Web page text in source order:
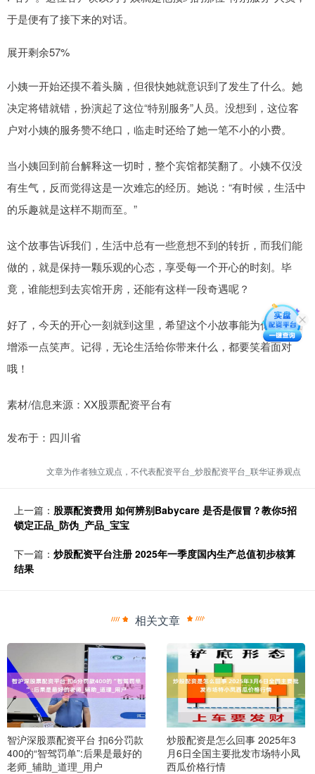
于是便有了接下来的对话。
展开剩余57%
小姨一开始还摸不着头脑，但很快她就意识到了发生了什么。她
决定将错就错，扮演起了这位“特别服务”人员。没想到，这位客
户对小姨的服务赞不绝口，临走时还给了她一笔不小的小费。
当小姨回到前台解释这一切时，整个宾馆都笑翻了。小姨不仅没
有生气，反而觉得这是一次难忘的经历。她说：“有时候，生活中
的乐趣就是这样不期而至。”
这个故事告诉我们，生活中总有一些意想不到的转折，而我们能
做的，就是保持一颗乐观的心态，享受每一个开心的时刻。毕
竟，谁能想到去宾馆开房，还能有这样一段奇遇呢？
好了，今天的开心一刻就到这里，希望这个小故事能为你的一天
增添一点笑声。记得，无论生活给你带来什么，都要笑着面对
哦！
素材/信息来源：XX股票配资平台有
发布于：四川省
文章为作者独立观点，不代表配资平台_炒股配资平台_联华证券观点
上一篇： 股票配资费用 如何辨别Babycare 是否是假冒？教你5招
锁定正品_防伪_产品_宝宝
下一篇： 炒股配资平台注册 2025年一季度国内生产总值初步核算
结果
相关文章
智沪深股票配资平台 扣6分罚款
400的“智驾罚单”:后果是最好的
老师_辅助_道理_用户
炒股配资是怎么回事 2025年3
月6日全国主要批发市场特小凤
西瓜价格行情